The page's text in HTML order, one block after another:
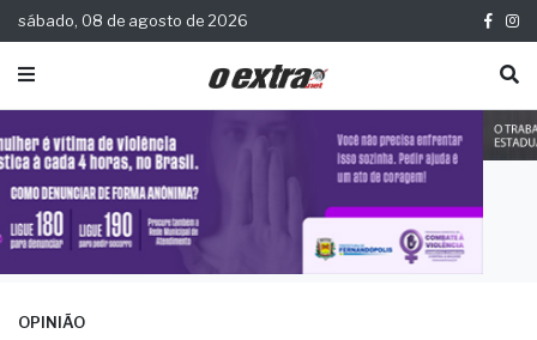
sábado, 08 de agosto de 2026
OPINIÃO